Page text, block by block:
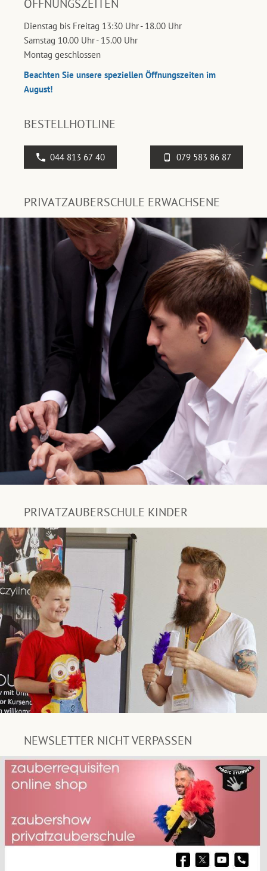
ÖFFNUNGSZEITEN
Dienstag bis Freitag 13:30 Uhr - 18.00 Uhr
Samstag 10.00 Uhr - 15.00 Uhr
Montag geschlossen
Beachten Sie unsere speziellen Öffnungszeiten im
August!
BESTELLHOTLINE
044 813 67 40 079 583 86 87
PRIVATZAUBERSCHULE ERWACHSENE
PRIVATZAUBERSCHULE KINDER
NEWSLETTER NICHT VERPASSEN